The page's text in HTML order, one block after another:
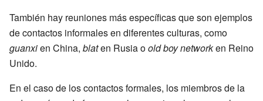
También hay reuniones más específicas que son ejemplos
de contactos informales en diferentes culturas, como
guanxien China, blaten Rusia oold boy networken Reino
Unido.
En el caso de los contactos formales, los miembros de la